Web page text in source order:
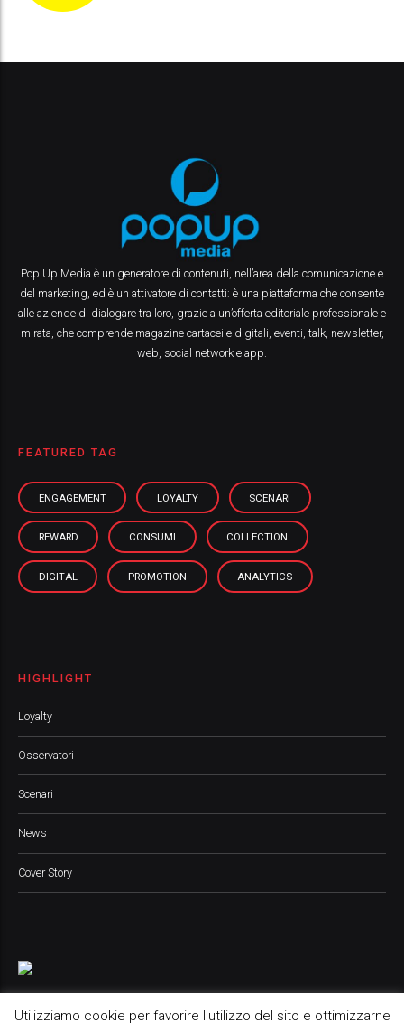
Pop Up Media è un generatore di contenuti, nell’area della comunicazione e
del marketing, ed è un attivatore di contatti: è una piattaforma che consente
alle aziende di dialogare tra loro, grazie a un’offerta editoriale professionale e
mirata, che comprende magazine cartacei e digitali, eventi, talk, newsletter,
web, social network e app.
FEATURED TAG
ENGAGEMENT LOYALTY SCENARI
REWARD CONSUMI COLLECTION
DIGITAL PROMOTION ANALYTICS
HIGHLIGHT
Loyalty
Osservatori
Scenari
News
Cover Story
Utilizziamo cookie per favorire l'utilizzo del sito e ottimizzarne